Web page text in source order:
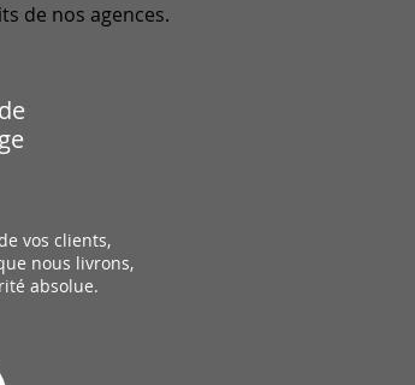
de nos agences.
vos clients,
nous livrons,
absolue.